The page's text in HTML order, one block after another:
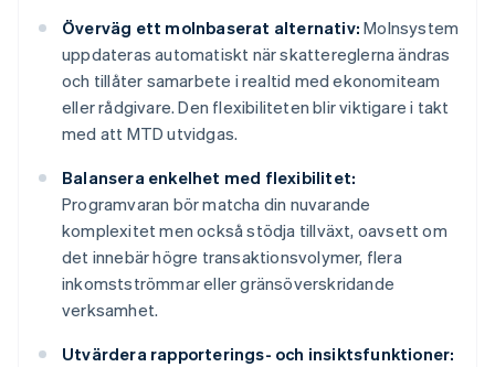
Överväg ett molnbaserat alternativ: Molnsystem
uppdateras automatiskt när skattereglerna ändras
och tillåter samarbete i realtid med ekonomiteam
eller rådgivare. Den flexibiliteten blir viktigare i takt
med att MTD utvidgas.
Balansera enkelhet med flexibilitet:
Programvaran bör matcha din nuvarande
komplexitet men också stödja tillväxt, oavsett om
det innebär högre transaktionsvolymer, flera
inkomstströmmar eller gränsöverskridande
verksamhet.
Utvärdera rapporterings- och insiktsfunktioner: